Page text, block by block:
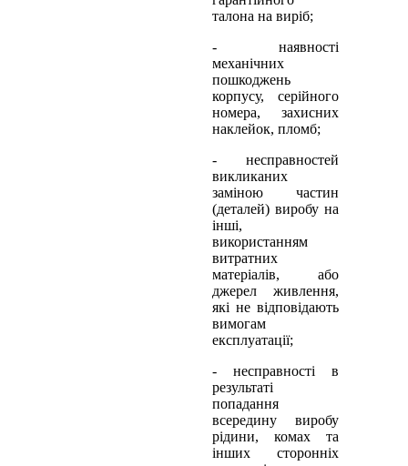
талона на виріб;
- наявності
механічних
пошкоджень
корпусу, серійного
номера, захисних
наклейок, пломб;
- несправностей
викликаних
заміною частин
(деталей) виробу на
інші,
використанням
витратних
матеріалів, або
джерел живлення,
які не відповідають
вимогам
експлуатації;
- несправності в
результаті
попадання
всередину виробу
рідини, комах та
інших сторонніх